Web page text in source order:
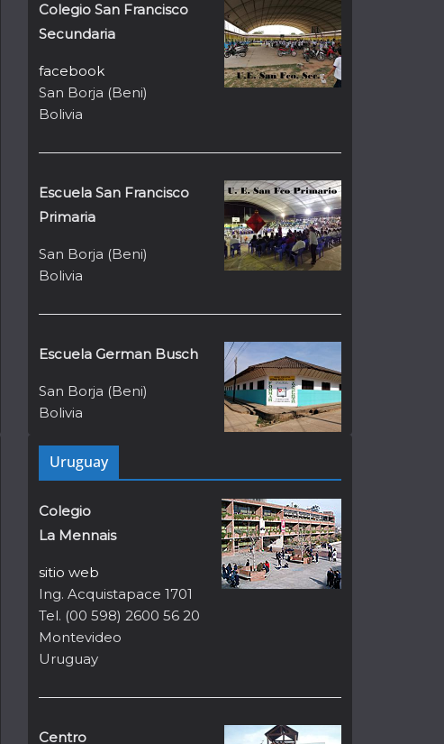
Colegio San Francisco
Secundaria
facebook
San Borja (Beni)
Bolivia
Escuela San Francisco
Primaria
San Borja (Beni)
Bolivia
Escuela German Busch
San Borja (Beni)
Bolivia
Uruguay
Colegio
La Mennais
sitio web
Ing. Acquistapace 1701
Tel. (00 598) 2600 56 20
Montevideo
Uruguay
Centro